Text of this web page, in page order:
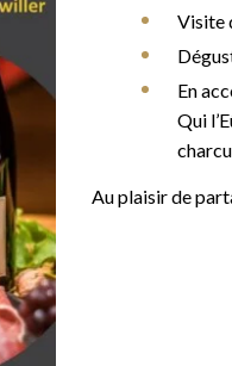
Visite
En
Qui
Au plaisir de